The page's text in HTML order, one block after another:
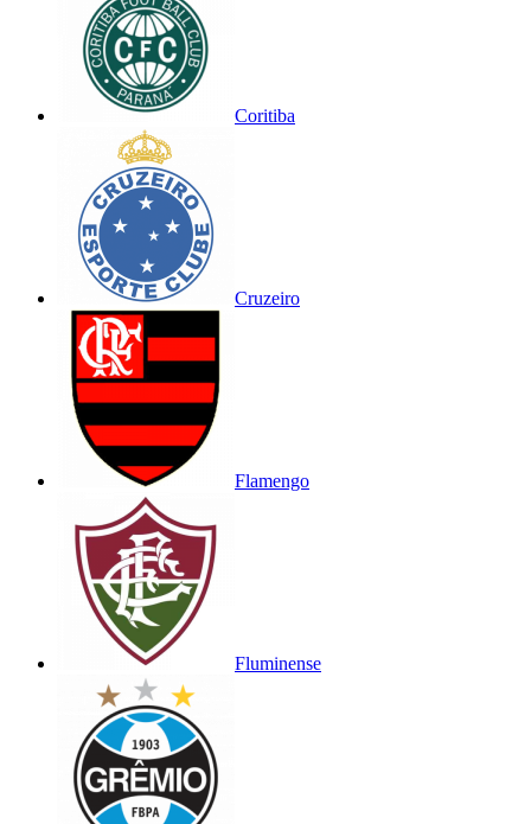
Coritiba
Cruzeiro
Flamengo
Fluminense